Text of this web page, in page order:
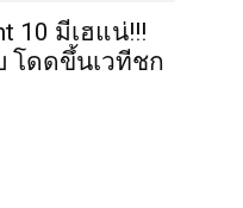
10 มีเฮแน่!!!
โดดขึ้นเวทีชก